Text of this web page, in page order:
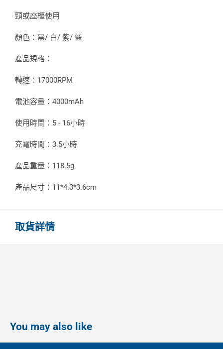
頸或座檯使用
顏色：黑/ 白/ 紫/ 藍
產品規格：
轉速：17000RPM
電池容量：4000mAh
使用時間：5 - 16小時
充電時間：3.5小時
產品重量：118.5g
產品尺寸：11*4.3*3.6cm
取貨詳情
You may also like